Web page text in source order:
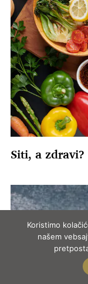
Siti, a
Koristimo
našem